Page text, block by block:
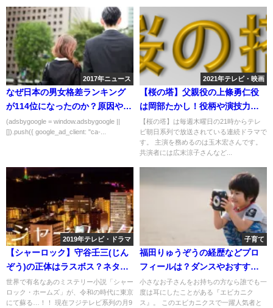
2017年ニュース
なぜ日本の男女格差ランキング
が114位になったのか？原因や解
決策は？
(adsbygoogle = window.adsbygoogle ||
[]).push({ google_ad_client: "ca-...
2021年テレビ・映画
【桜の塔】父親役の上條勇仁役
は岡部たかし！役柄や演技力
は？
【桜の塔】は毎週木曜日の21時からテレ
ビ朝日系列で放送されている連続ドラマで
す。 主演を務めるのは玉木宏さんです。
共演者には広末涼子さんなど...
2019年テレビ・ドラマ
【シャーロック】守谷壬三(じん
ぞう)の正体はラスボス？ネタバ
レ予想は？
世界で有名なあのミステリー小説「シャー
ロック・ホームズ」が、令和の時代に東京
にて蘇る…！！ 現在フジテレビ系列の月9
子育て
福田りゅうぞうの経歴などプロ
フィールは？ダンスやおすすめ
動画は？
小さなお子さんをお持ちの方なら誰でも一
度は耳にしたことがある『エビカニク
ス』。 このエビカニクスで一躍人気者と